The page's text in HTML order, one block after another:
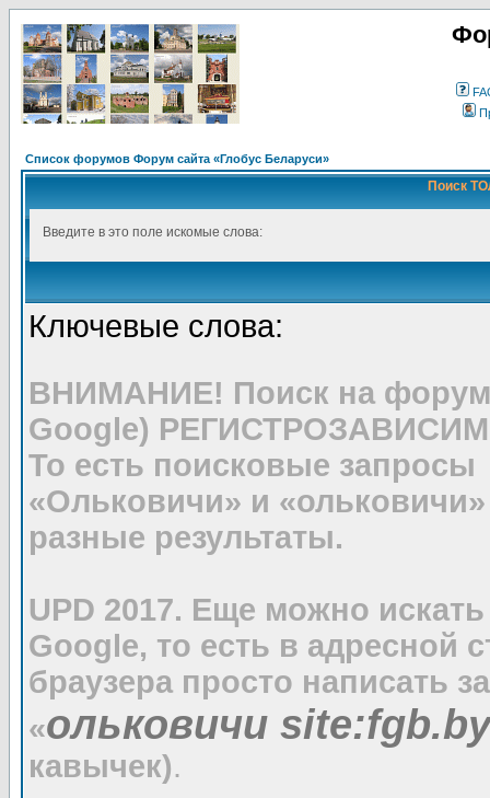
Список форумов Форум сайта «Глобус Беларуси»
Поиск
Введите в это поле искомые слова:
Ключевые слова:
ВНИМАНИЕ! Поиск на
Google)
То есть поисковые запросы
«Ольковичи» и «ольковичи»
разные результаты.
UPD 2017. Еще можно искать
Google, то есть в адресной
браузера просто написать
«ольковичи site:fgb.by
кавычек).